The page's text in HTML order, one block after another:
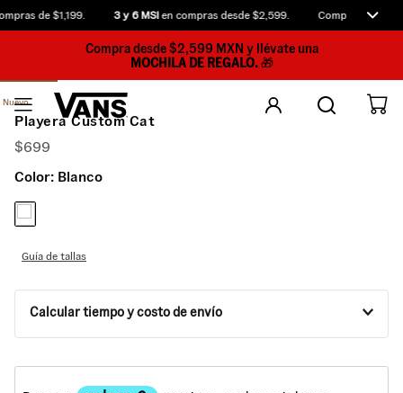
de $1,199. 3 y 6 MSIen compras desde $2,599. Compra antes de
Compra desde $2,599 MXN y llévate una
MOCHILA DE REGALO.🎁
Nuevo
Playera Custom Cat
$699
Color: Blanco
Guía de tallas
Calcular tiempo y costo de envío